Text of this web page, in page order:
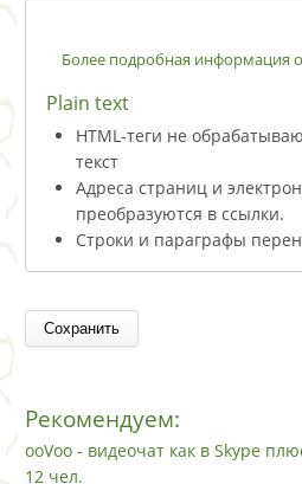
Более подробная информация
Plain text
HTML-теги не
текст
Адреса страниц и
преобразуются в ссылки.
Строки и параграфы
Рекомендуем:
ooVoo - видеочат как в Skype
12 чел.